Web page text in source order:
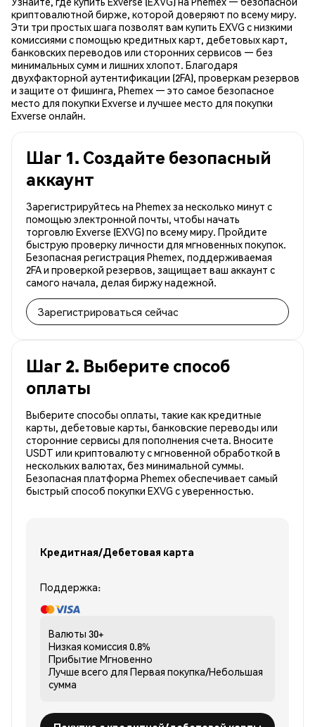
криптовалютной бирже, которой доверяют по всему миру.
Эти три простых шага позволят вам купить EXVG с низкими
комиссиями с помощью кредитных карт, дебетовых карт,
банковских переводов или сторонних сервисов — без
минимальных сумм и лишних хлопот. Благодаря
двухфакторной аутентификации (2FA), проверкам резервов
и защите от фишинга, Phemex — это самое безопасное
место для покупки Exverse и лучшее место для покупки
Exverse онлайн.
Шаг 1. Создайте безопасный
аккаунт
Зарегистрируйтесь на Phemex за несколько минут с
помощью электронной почты, чтобы начать
торговлю Exverse (EXVG) по всему миру. Пройдите
быструю проверку личности для мгновенных покупок.
Безопасная регистрация Phemex, поддерживаемая
2FA и проверкой резервов, защищает ваш аккаунт с
самого начала, делая биржу надежной.
Зарегистрироваться сейчас
Шаг 2. Выберите способ
оплаты
Выберите способы оплаты, такие как кредитные
карты, дебетовые карты, банковские переводы или
сторонние сервисы для пополнения счета. Вносите
USDT или криптовалюту с мгновенной обработкой в
нескольких валютах, без минимальной суммы.
Безопасная платформа Phemex обеспечивает самый
быстрый способ покупки EXVG с уверенностью.
Кредитная/Дебетовая карта
Поддержка:
Валюты 30+
Низкая комиссия 0.8%
Прибытие Мгновенно
Лучше всего для Первая покупка/Небольшая
сумма